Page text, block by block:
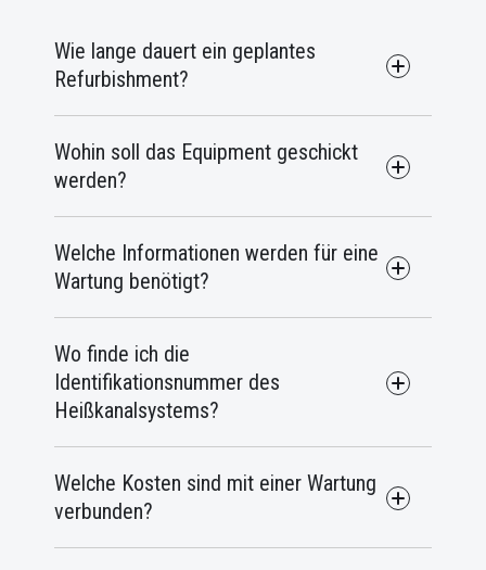
Wie lange dauert ein geplantes
Refurbishment?
Wohin soll das Equipment geschickt
werden?
Welche Informationen werden für eine
Wartung benötigt?
Wo finde ich die
Identifikationsnummer des
Heißkanalsystems?
Welche Kosten sind mit einer Wartung
verbunden?